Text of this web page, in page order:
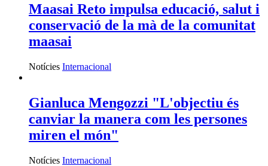
Maasai Reto impulsa educació, salut i
conservació de la mà de la comunitat
maasai
Notícies Internacional
Gianluca Mengozzi "L'objectiu és
canviar la manera com les persones
miren el món"
Notícies Internacional